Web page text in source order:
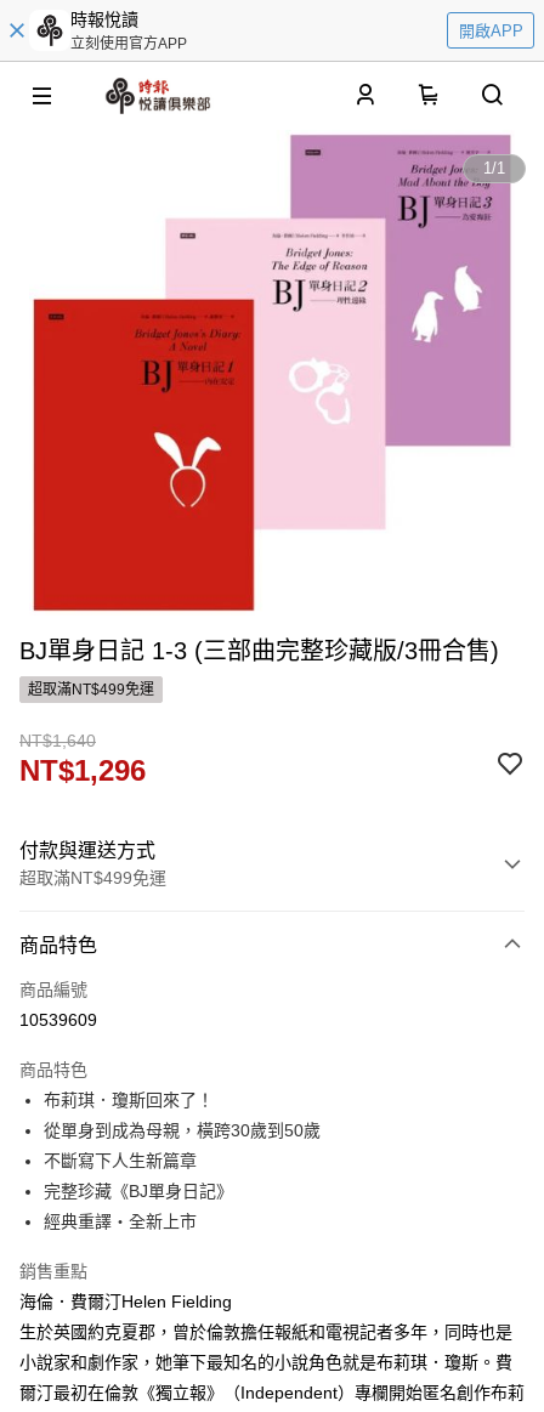
時報悅讀
立刻使用官方APP
開啟APP
1/1
BJ單身日記 1-3 (三部曲完整珍藏版/3冊合售)
超取滿NT$499免運
NT$1,640
NT$1,296
付款與運送方式
超取滿NT$499免運
信用卡一次付款
運送方式
付款後全家取貨
每筆NT$60，滿NT$499(含以上)免運費
付款後7-11取貨
每筆NT$60，滿NT$499(含以上)免運費
宅配
商品特色
商品編號
10539609
商品特色
布莉琪．瓊斯回來了！
從單身到成為母親，橫跨30歲到50歲
不斷寫下人生新篇章
完整珍藏《BJ單身日記》
經典重譯・全新上市
銷售重點
海倫．費爾汀Helen Fielding
生於英國約克夏郡，曾於倫敦擔任報紙和電視記者多年，同時也是
小說家和劇作家，她筆下最知名的小說角色就是布莉琪．瓊斯。費
爾汀最初在倫敦《獨立報》（Independent）專欄開始匿名創作布莉